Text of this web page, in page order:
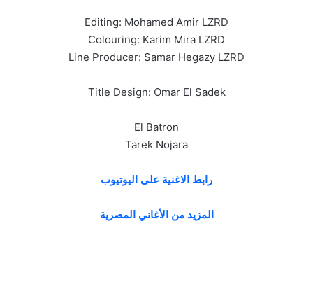
Editing: Mohamed Amir LZRD
Colouring: Karim Mira LZRD
Line Producer: Samar Hegazy LZRD
Title Design: Omar El Sadek
El Batron
Tarek Nojara
رابط الاغنية على اليوتيوب
المزيد من الأغاني المصرية